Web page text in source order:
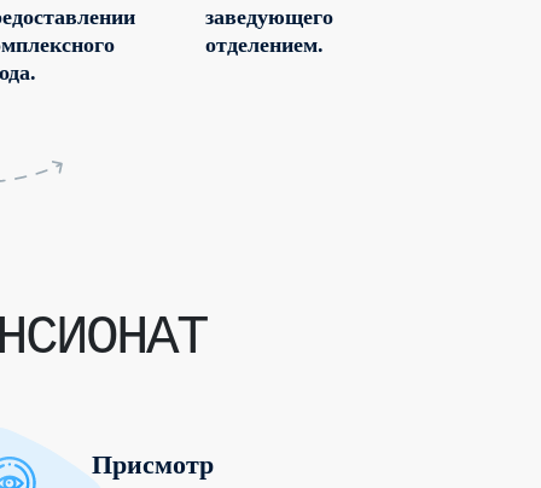
заведующего
отделением.
Присмотр